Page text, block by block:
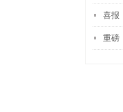
喜报
重磅